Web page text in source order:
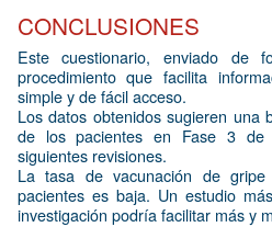
CONCLUSIONES
Este cuestionario, enviado de
procedimiento que facilita
simple y de fácil acceso.
Los datos obtenidos sugieren una
de los pacientes en Fase 3
siguientes revisiones.
La tasa de vacunación de
pacientes es baja. Un estudio
investigación podría facilitar más y